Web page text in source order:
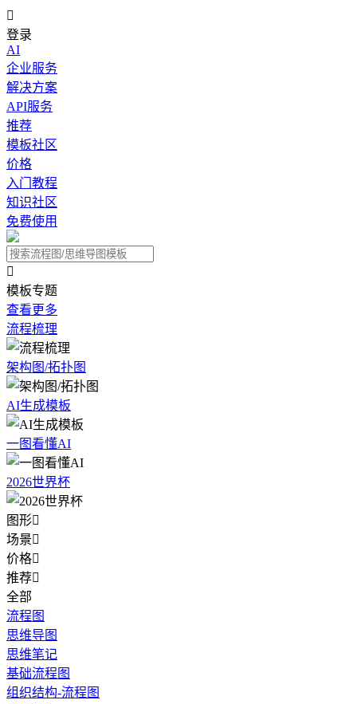

登录
AI
企业服务
解决方案
API服务
推荐
模板社区
价格
入门教程
知识社区
免费使用

模板专题
查看更多
流程梳理
架构图/拓扑图
AI生成模板
一图看懂AI
2026世界杯
图形
场景
价格
推荐
全部
流程图
思维导图
思维笔记
基础流程图
组织结构-流程图